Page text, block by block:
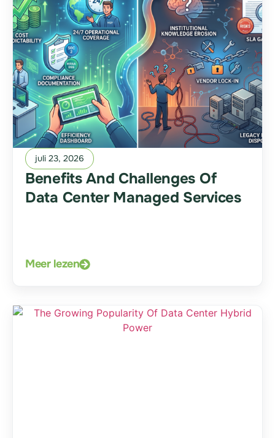
juli 23, 2026
Benefits And Challenges Of
Data Center Managed Services
Meer lezen